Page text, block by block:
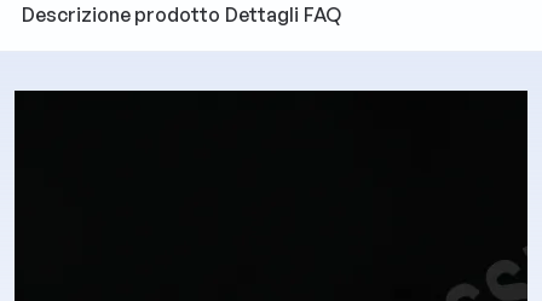
Descrizione prodotto Dettagli FAQ